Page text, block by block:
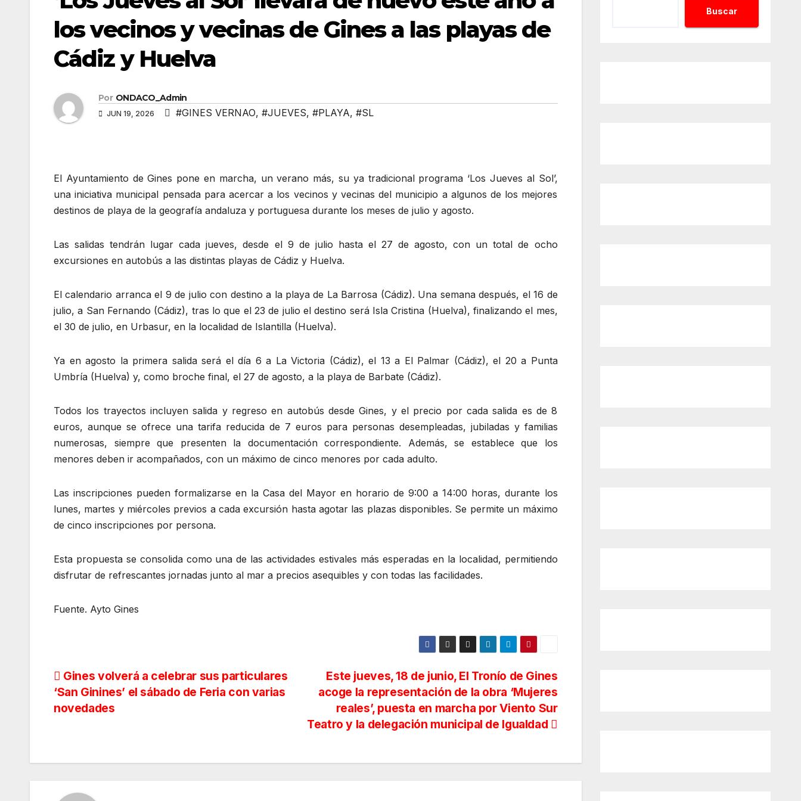
los vecinos y vecinas de Gines a las playas de
Cádiz y Huelva
Por ONDACO_Admin
JUN 19, 2026 #GINES VERNAO, #JUEVES, #PLAYA, #SL
El Ayuntamiento de Gines pone en marcha, un verano más, su ya tradicional programa ‘Los Jueves al Sol’,
una iniciativa municipal pensada para acercar a los vecinos y vecinas del municipio a algunos de los mejores
destinos de playa de la geografía andaluza y portuguesa durante los meses de julio y agosto.
Las salidas tendrán lugar cada jueves, desde el 9 de julio hasta el 27 de agosto, con un total de ocho
excursiones en autobús a las distintas playas de Cádiz y Huelva.
El calendario arranca el 9 de julio con destino a la playa de La Barrosa (Cádiz). Una semana después, el 16 de
julio, a San Fernando (Cádiz), tras lo que el 23 de julio el destino será Isla Cristina (Huelva), finalizando el mes,
el 30 de julio, en Urbasur, en la localidad de Islantilla (Huelva).
Ya en agosto la primera salida será el día 6 a La Victoria (Cádiz), el 13 a El Palmar (Cádiz), el 20 a Punta
Umbría (Huelva) y, como broche final, el 27 de agosto, a la playa de Barbate (Cádiz).
Todos los trayectos incluyen salida y regreso en autobús desde Gines, y el precio por cada salida es de 8
euros, aunque se ofrece una tarifa reducida de 7 euros para personas desempleadas, jubiladas y familias
numerosas, siempre que presenten la documentación correspondiente. Además, se establece que los
menores deben ir acompañados, con un máximo de cinco menores por cada adulto.
Las inscripciones pueden formalizarse en la Casa del Mayor en horario de 9:00 a 14:00 horas, durante los
lunes, martes y miércoles previos a cada excursión hasta agotar las plazas disponibles. Se permite un máximo
de cinco inscripciones por persona.
Esta propuesta se consolida como una de las actividades estivales más esperadas en la localidad, permitiendo
disfrutar de refrescantes jornadas junto al mar a precios asequibles y con todas las facilidades.
Fuente. Ayto Gines
Navegación
de
Este jueves, 18 de junio, El Tronío de Gines
acoge la representación de la obra ‘Mujeres
reales’, puesta en marcha por Viento Sur
Teatro y la delegación municipal de Igualdad
Gines volverá a celebrar sus particulares
‘San Ginines’ el sábado de Feria con varias
novedades
Buscar